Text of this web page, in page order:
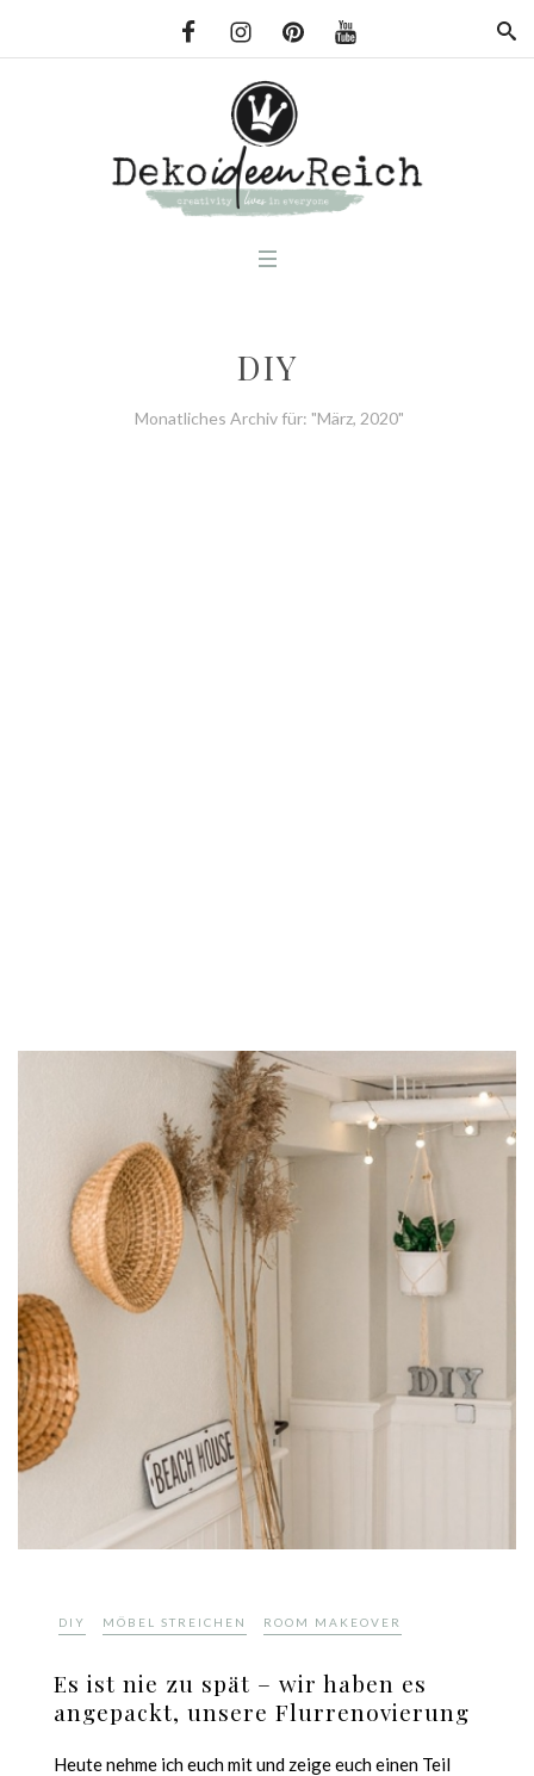
DIY
Monatliches Archiv für: "März, 2020"
DIY MÖBEL STREICHEN ROOM MAKEOVER
Es ist nie zu spät – wir haben es
angepackt, unsere Flurrenovierung
Heute nehme ich euch mit und zeige euch einen Teil